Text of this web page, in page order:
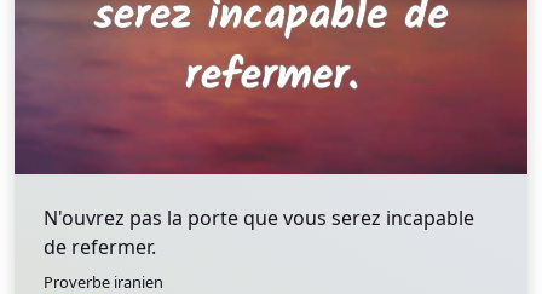
N'ouvrez pas la porte que vous serez incapable
de refermer.
Proverbe iranien